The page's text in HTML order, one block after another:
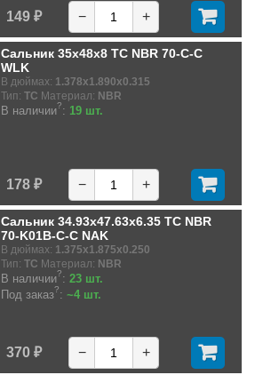
149 ₽ − +
Сальник 35x48x8 TC NBR 70-C-C
WLK
В дюймах: 1.378x1.890x0.315
Тип: TC Материал: NBR
В наличии?: 19 шт.
178 ₽ − +
Сальник 34.93x47.63x6.35 TC NBR
70-K01B-C-C NAK
В дюймах: 1.375x1.875x0.250
Тип: TC Материал: NBR
В наличии?: 23 шт.
Под заказ?: ~4 шт.
370 ₽ − +